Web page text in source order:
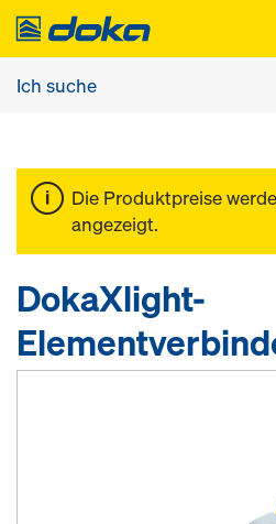
Die Produktpreise
angezeigt.
DokaXlight-